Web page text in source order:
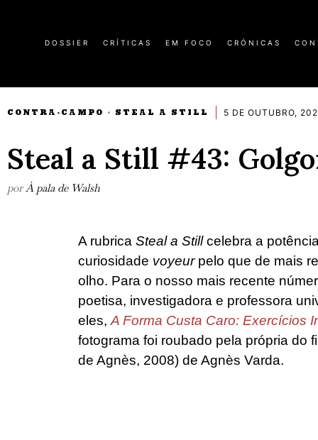
DOSSIER CRÍTICAS EM FOCO CRÓNICAS
CONTRA-CAMPO · STEAL A STILL 5 DE OUTUBRO,
Steal a Still #43:
por À pala de Walsh
A rubrica Steal a Stillcelebra a
curiosidade voyeurpelo que de mais
olho. Para o nosso mais recente
poetisa, investigadora e professora
eles, A Forma Custa Caro: Exercícios
fotograma foi roubado pela própria do
de Agnès, 2008) de Agnès Varda.